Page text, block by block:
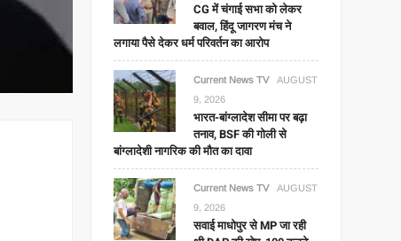
CG में चंगाई सभा को लेकर
बवाल, हिंदू जागरण मंच ने
लगाया पैसे देकर धर्म परिवर्तन का आरोप
Current News TV
AUGUST
9, 2026
भारत-बांग्लादेश सीमा पर बढ़ा
तनाव, BSF की गोली से
बांग्लादेशी नागरिक की मौत का दावा
Current News TV
AUGUST
9, 2026
सवाई माधोपुर से MP जा रही